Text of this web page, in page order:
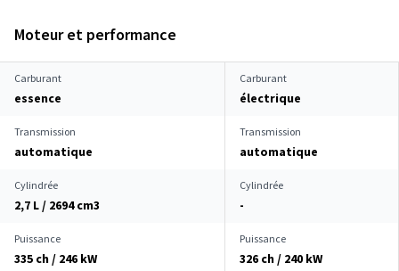
Moteur et performance
Carburant
essence
Carburant
électrique
Transmission
automatique
Transmission
automatique
Cylindrée
2,7 L / 2694 cm3
Cylindrée
-
Puissance
335 ch / 246 kW
Puissance
326 ch / 240 kW